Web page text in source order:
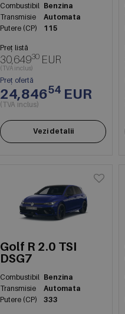
Combustibil Benzina
Transmisie
Automata
Putere (CP)
115
Preț listă
30,64930 EUR
(TVA inclus)
Preț ofertă
24,84654 EUR
(TVA inclus)
Vezi detalii
Golf R 2.0 TSI
DSG7
Combustibil Benzina
Transmisie
Automata
Putere (CP)
333